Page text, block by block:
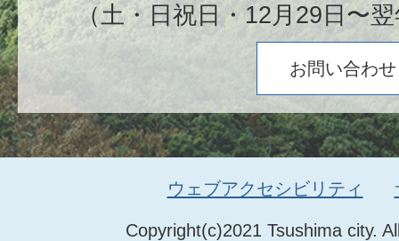
（土・日祝日・12月29日〜
お問い合わせ
Copyright(c)2021 Tsushima city.
ウェブアクセシビリティ